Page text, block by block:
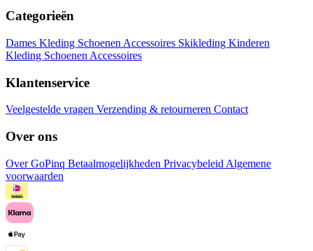
Categorieën
Dames Kleding Schoenen Accessoires Skikleding Kinderen
Kleding Schoenen Accessoires
Klantenservice
Veelgestelde vragen Verzending & retourneren Contact
Over ons
Over GoPinq Betaalmogelijkheden Privacybeleid Algemene
voorwaarden